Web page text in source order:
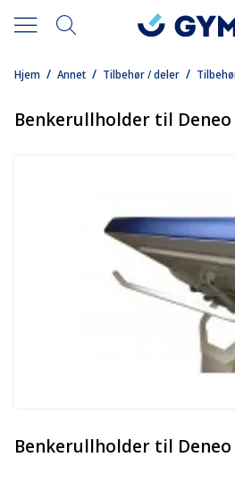
/
Hjem /
Annet /
Tilbehør / deler
Benkerullholder til
Benkerullholder til